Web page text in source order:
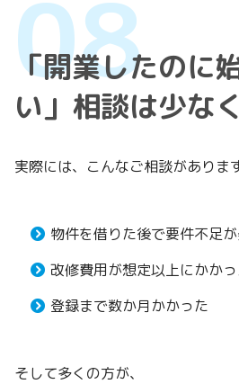
「開業したのに
い」相談は少な
実際には、こんなご相談がありま
物件を借りた後で要件不足
改修費用が想定以上にかか
登録まで数か月かかった
そして多くの方が、